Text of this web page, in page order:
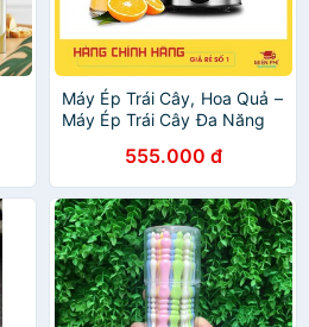
Máy Ép Trái Cây, Hoa Quả –
Máy Ép Trái Cây Đa Năng
555.000 đ